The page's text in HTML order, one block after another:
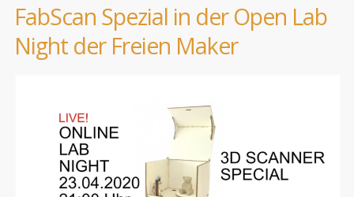
FabScan Spezial in der Open Lab
Night der Freien Maker